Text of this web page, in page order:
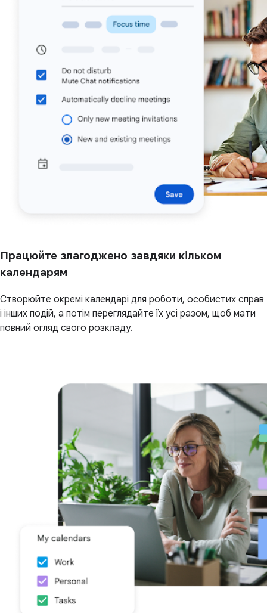
Працюйте злагоджено завдяки кільком
календарям
Створюйте окремі календарі для роботи, особистих справ
і інших подій, а потім переглядайте їх усі разом, щоб мати
повний огляд свого розкладу.